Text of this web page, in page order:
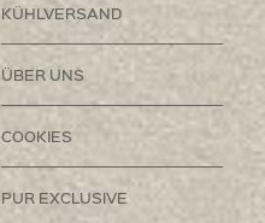
KÜHLVERSAND
ÜBER UNS
COOKIES
PUR EXCLUSIVE